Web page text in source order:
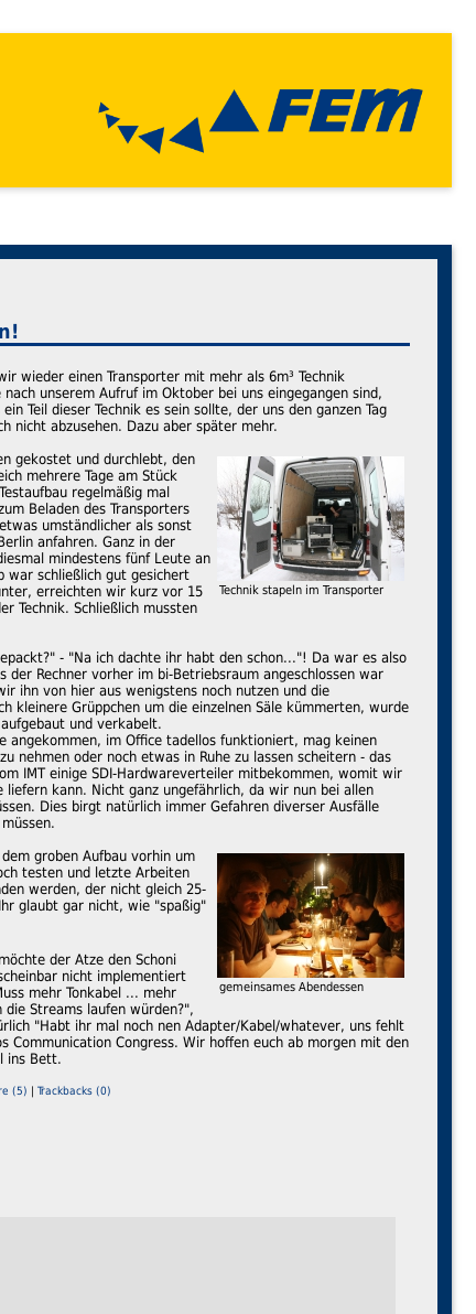
wieder einen Transporter mit mehr als 6m³ Technik
unserem Aufruf im Oktober bei uns eingegangen sind,
Teil dieser Technik es sein sollte, der uns den ganzen Tag
nicht abzusehen. Dazu aber später mehr.
Technik stapeln im Transporter
gekostet und durchlebt, den
mehrere Tage am Stück
regelmäßig mal
Beladen des Transporters
umständlicher als sonst
anfahren. Ganz in der
mindestens fünf Leute an
war schließlich gut gesichert
erreichten wir kurz vor 15
Technik. Schließlich mussten
- "Na ich dachte ihr habt den schon..."! Da war es also
Rechner vorher im bi-Betriebsraum angeschlossen war
ihn von hier aus wenigstens noch nutzen und die
kleinere Grüppchen um die einzelnen Säle kümmerten, wurde
und verkabelt.
angekommen, im Office tadellos funktioniert, mag keinen
nehmen oder noch etwas in Ruhe zu lassen scheitern - das
IMT einige SDI-Hardwareverteiler mitbekommen, womit wir
kann. Nicht ganz ungefährlich, da wir nun bei allen
Dies birgt natürlich immer Gefahren diverser Ausfälle
gemeinsames Abendessen
groben Aufbau vorhin um
testen und letzte Arbeiten
werden, der nicht gleich 25-
glaubt gar nicht, wie "spaßig"
der Atze den Schoni
nicht implementiert
mehr Tonkabel ... mehr
Streams laufen würden?",
"Habt ihr mal noch nen Adapter/Kabel/whatever, uns fehlt
Congress. Wir hoffen euch ab morgen mit den
ins Bett.
(5) | Trackbacks (0)